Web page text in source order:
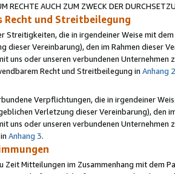
RECHTE AUCH ZUM ZWECK DER
Recht und Streitbeilegung
Streitigkeiten, die in irgendeiner Weise mit
dieser Vereinbarung), den im Rahmen dieser
uns oder unseren verbundenen
Recht und Streitbeilegung in Anhang 2
Verpflichtungen, die in irgendeiner
Verletzung dieser Vereinbarung), den
uns oder unseren verbundenen
Anhang 3.
Zeit Mitteilungen im Zusammenhang mit dem